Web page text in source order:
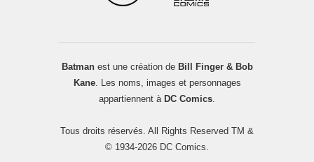
Batmanest une création de Bill Finger & Bob
Kane. Les noms, images et personnages
appartiennent à DC Comics.
Tous droits réservés. All Rights Reserved TM &
© 1934-2026 DC Comics.